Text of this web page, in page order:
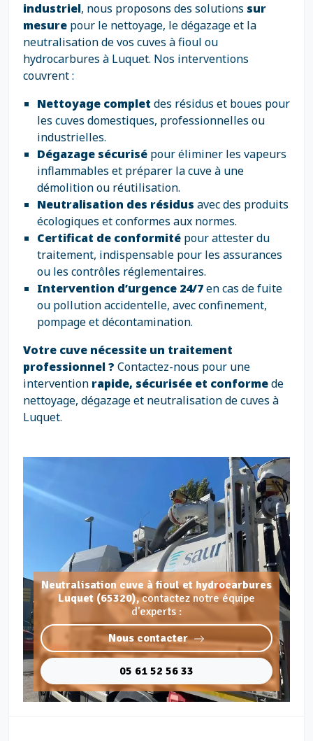
industriel, nous proposons des solutions sur
mesure pour le nettoyage, le dégazage et la
neutralisation de vos cuves à fioul ou
hydrocarbures à Luquet. Nos interventions
couvrent :
Nettoyage complet des résidus et boues pour
les cuves domestiques, professionnelles ou
industrielles.
Dégazage sécurisé pour éliminer les vapeurs
inflammables et préparer la cuve à une
démolition ou réutilisation.
Neutralisation des résidus avec des produits
écologiques et conformes aux normes.
Certificat de conformité pour attester du
traitement, indispensable pour les assurances
ou les contrôles réglementaires.
Intervention d’urgence 24/7en cas de fuite
ou pollution accidentelle, avec confinement,
pompage et décontamination.
Votre cuve nécessite un traitement
professionnel ? Contactez-nous pour une
intervention rapide, sécurisée et conformede
nettoyage, dégazage et neutralisation de cuves à
Luquet.
Neutralisation cuve à fioul et hydrocarbures
Luquet (65320),contactez notre équipe
d'experts :
Nous contacter
05 61 52 56 33